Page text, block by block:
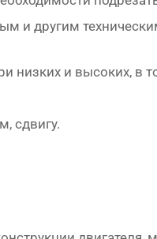
и другим
низких и высоких, в
сдвигу.